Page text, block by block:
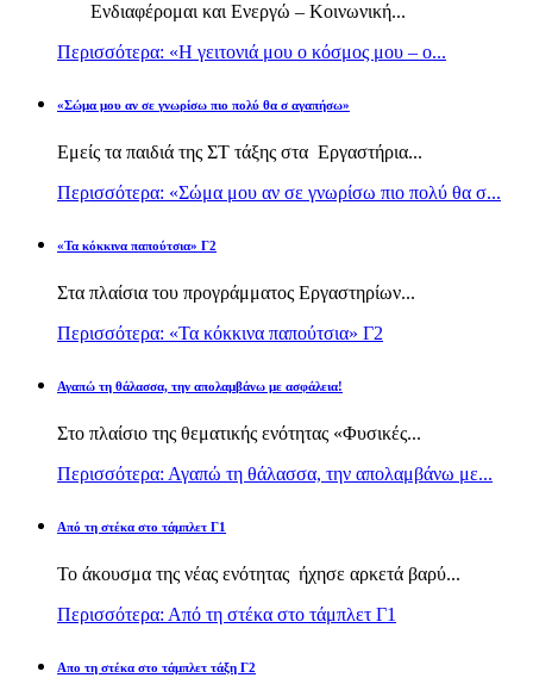
Ενδιαφέρομαι και Ενεργώ – Κοινωνική...
Περισσότερα: «Η γειτονιά μου ο κόσμος μου – ο...
«Σώμα μου αν σε γνωρίσω πιο πολύ θα σ αγαπήσω»
Εμείς τα παιδιά της ΣΤ τάξης στα Εργαστήρια...
Περισσότερα: «Σώμα μου αν σε γνωρίσω πιο πολύ θα σ...
«Τα κόκκινα παπούτσια» Γ2
Στα πλαίσια του προγράμματος Εργαστηρίων...
Περισσότερα: «Τα κόκκινα παπούτσια» Γ2
Αγαπώ τη θάλασσα, την απολαμβάνω με ασφάλεια!
Στο πλαίσιο της θεματικής ενότητας «Φυσικές...
Περισσότερα: Αγαπώ τη θάλασσα, την απολαμβάνω με...
Από τη στέκα στο τάμπλετ Γ1
Το άκουσμα της νέας ενότητας ήχησε αρκετά βαρύ...
Περισσότερα: Από τη στέκα στο τάμπλετ Γ1
Απο τη στέκα στο τάμπλετ τάξη Γ2